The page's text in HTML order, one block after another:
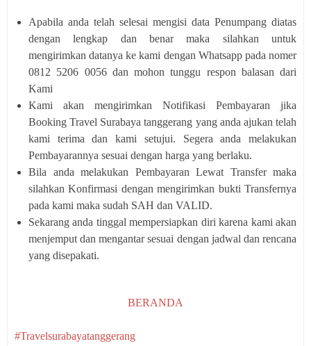
Apabila anda telah selesai mengisi data Penumpang diatas
dengan lengkap dan benar maka silahkan untuk
mengirimkan datanya ke kami dengan Whatsapp pada nomer
0812 5206 0056 dan mohon tunggu respon balasan dari
Kami
Kami akan mengirimkan Notifikasi Pembayaran jika
Booking Travel Surabaya tanggerang yang anda ajukan telah
kami terima dan kami setujui. Segera anda melakukan
Pembayarannya sesuai dengan harga yang berlaku.
Bila anda melakukan Pembayaran Lewat Transfer maka
silahkan Konfirmasi dengan mengirimkan bukti Transfernya
pada kami maka sudah SAH dan VALID.
Sekarang anda tinggal mempersiapkan diri karena kami akan
menjemput dan mengantar sesuai dengan jadwal dan rencana
yang disepakati.
BERANDA
#Travelsurabayatanggerang